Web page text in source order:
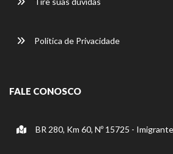
Política de Privacidade
FALE CONOSCO
BR 280, Km 60, Nº 15725 -